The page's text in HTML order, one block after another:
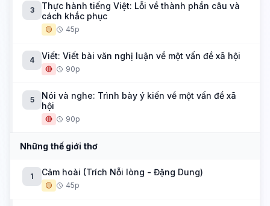
3
Thực hành tiếng Việt: Lỗi về thành phần câu và
cách khắc phục
🟡 45p
4 Viết: Viết bài văn nghị luận về một vấn đề xã hội
🔴 90p
5
Nói và nghe: Trình bày ý kiến về một vấn đề xã
hội
🔴 90p
Những thế giới thơ
1 Cảm hoài (Trích Nỗi lòng - Đặng Dung)
🟡 45p